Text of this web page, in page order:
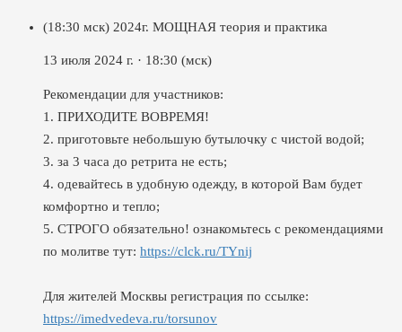
(18:30 мск) 2024г. МОЩНАЯ теория и практика
13 июля 2024 г. · 18:30 (мск)
Рекомендации для участников:
1. ПРИХОДИТЕ ВОВРЕМЯ!
2. приготовьте небольшую бутылочку с чистой водой;
3. за 3 часа до ретрита не есть;
4. одевайтесь в удобную одежду, в которой Вам будет
комфортно и тепло;
5. СТРОГО обязательно! ознакомьтесь с рекомендациями
по молитве тут: https://clck.ru/TYnij
Для жителей Москвы регистрация по ссылке:
https://imedvedeva.ru/torsunov